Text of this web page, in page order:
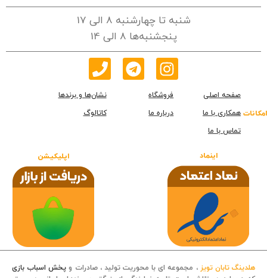
شنبه تا چهارشنبه 8 الی 17
پنجشنبه‌ها 8 الی 14
امکانات
صفحه اصلی فروشگاه
نشان‌ها و برندها
همکاری با ما
درباره ما
کاتالوگ
تماس با ما
اینماد اپلیکیشن
هلدینگ تابان تویز ، مجموعه ای با محوریت تولید ، صادرات و پخش اسباب بازی